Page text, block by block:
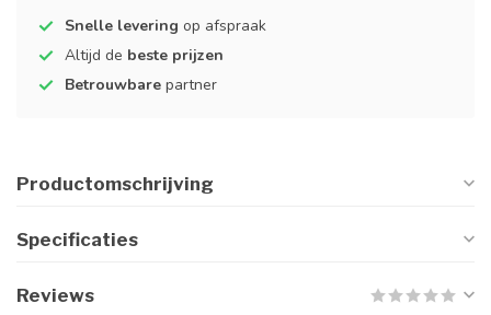
Snelle levering op afspraak
Altijd de beste prijzen
Betrouwbare partner
Productomschrijving
Specificaties
Reviews